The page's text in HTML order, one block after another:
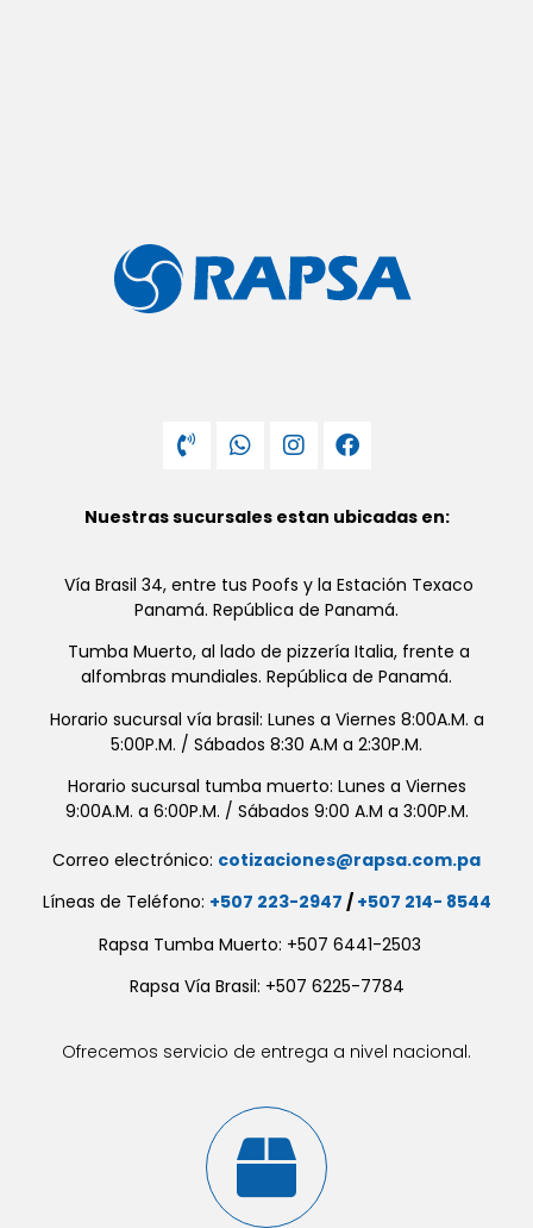
Nuestras sucursales estan ubicadas en:
Vía Brasil 34, entre tus Poofs y la Estación Texaco
Panamá. República de Panamá.
Tumba Muerto, al lado de pizzería Italia, frente a
alfombras mundiales. República de Panamá.
Horario sucursal vía brasil: Lunes a Viernes 8:00A.M. a
5:00P.M. / Sábados 8:30 A.M a 2:30P.M.
Horario sucursal tumba muerto: Lunes a Viernes
9:00A.M. a 6:00P.M. / Sábados 9:00 A.M a 3:00P.M.
Correo electrónico: cotizaciones@rapsa.com.pa
Líneas de Teléfono: +507 223-2947 / +507 214- 8544
Rapsa Tumba Muerto: +507 6441-2503
Rapsa Vía Brasil: +507 6225-7784
Ofrecemos servicio de entrega a nivel nacional.